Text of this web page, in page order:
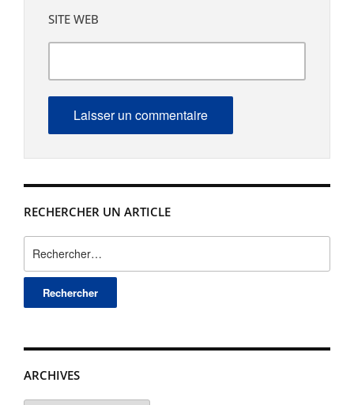
RECHERCHER UN ARTICLE
ARCHIVES
SITE WEB